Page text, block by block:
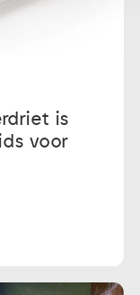
is
voor